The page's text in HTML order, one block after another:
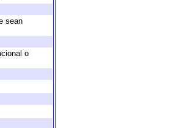
sean
o